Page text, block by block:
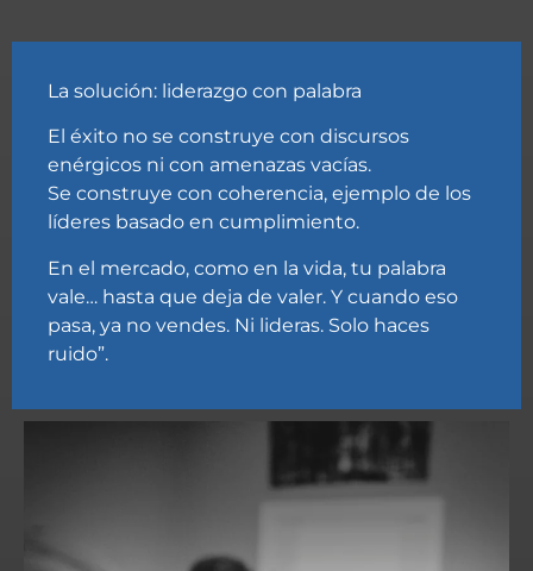
La solución: liderazgo con palabra
El éxito no se construye con discursos
enérgicos ni con amenazas vacías.
Se construye con coherencia, ejemplo de los
líderes basado en cumplimiento.
En el mercado, como en la vida, tu palabra
vale… hasta que deja de valer. Y cuando eso
pasa, ya no vendes. Ni lideras. Solo haces
ruido”.